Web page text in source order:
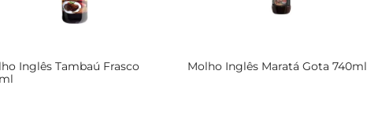
Inglês Tambaú Frasco
Molho Inglês Maratá Gota 740ml